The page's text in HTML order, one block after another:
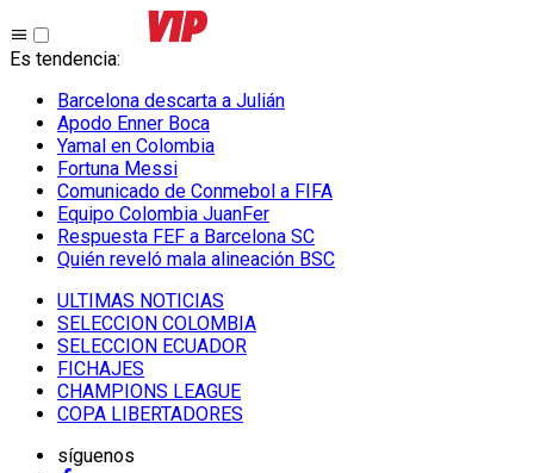
Es tendencia:
Barcelona descarta a Julián
Apodo Enner Boca
Yamal en Colombia
Fortuna Messi
Comunicado de Conmebol a FIFA
Equipo Colombia JuanFer
Respuesta FEF a Barcelona SC
Quién reveló mala alineación BSC
ULTIMAS NOTICIAS
SELECCION COLOMBIA
SELECCION ECUADOR
FICHAJES
CHAMPIONS LEAGUE
COPA LIBERTADORES
síguenos